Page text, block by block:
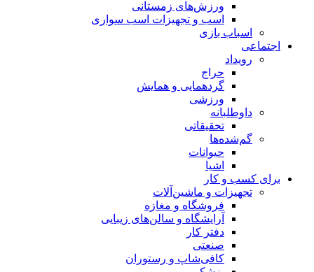
ورزش‌های زمستانی
اسب و تجهیزات اسب سواری
اسباب‌ بازی
اجتماعی
رویداد
حراج
گردهمایی و همایش
ورزشی
داوطلبانه
تحقیقاتی
گم‌شده‌ها
حیوانات
اشیا
برای کسب و کار
تجهیزات و ماشین‌آلات
فروشگاه و مغازه
آرایشگاه و سالن‌های زیبایی
دفتر کار
صنعتی
کافی‌شاپ و رستوران